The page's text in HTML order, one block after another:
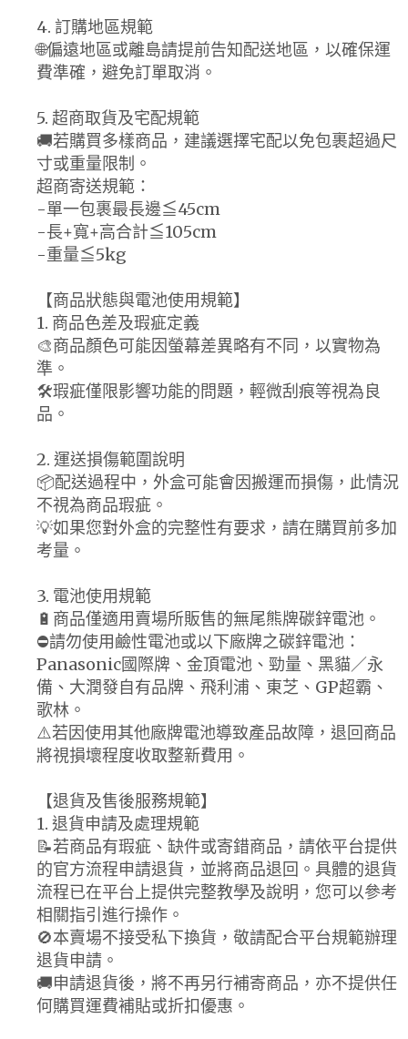
4. 訂購地區規範
🌐偏遠地區或離島請提前告知配送地區，以確保運
費準確，避免訂單取消。
5. 超商取貨及宅配規範
🚚若購買多樣商品，建議選擇宅配以免包裹超過尺
寸或重量限制。
超商寄送規範：
-單一包裹最長邊≦45cm
-長+寬+高合計≦105cm
-重量≦5kg
【商品狀態與電池使用規範】
1. 商品色差及瑕疵定義
🎨商品顏色可能因螢幕差異略有不同，以實物為
準。
🛠️瑕疵僅限影響功能的問題，輕微刮痕等視為良
品。
2. 運送損傷範圍說明
📦配送過程中，外盒可能會因搬運而損傷，此情況
不視為商品瑕疵。
💡如果您對外盒的完整性有要求，請在購買前多加
考量。
3. 電池使用規範
🔋商品僅適用賣場所販售的無尾熊牌碳鋅電池。
⛔請勿使用鹼性電池或以下廠牌之碳鋅電池：
Panasonic國際牌、金頂電池、勁量、黑貓／永
備、大潤發自有品牌、飛利浦、東芝、GP超霸、
歌林。
⚠️若因使用其他廠牌電池導致產品故障，退回商品
將視損壞程度收取整新費用。
【退貨及售後服務規範】
1. 退貨申請及處理規範
📝若商品有瑕疵、缺件或寄錯商品，請依平台提供
的官方流程申請退貨，並將商品退回。具體的退貨
流程已在平台上提供完整教學及說明，您可以參考
相關指引進行操作。
🚫本賣場不接受私下換貨，敬請配合平台規範辦理
退貨申請。
🚚申請退貨後，將不再另行補寄商品，亦不提供任
何購買運費補貼或折扣優惠。